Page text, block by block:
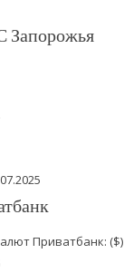
Запорожья
Приватбанк: ($)